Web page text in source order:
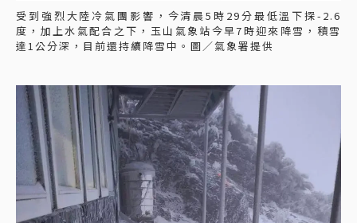
受到強烈大陸冷氣團影響，今清晨5時29分最低溫下探-2.6
度，加上水氣配合之下，玉山氣象站今早7時迎來降雪，積雪
達1公分深，目前還持續降雪中。圖／氣象署提供